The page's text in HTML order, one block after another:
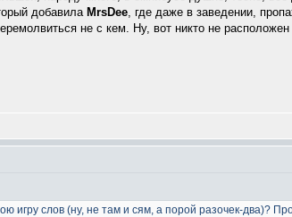
добавила MrsDee, где даже в заведении,
не с кем. Ну, вот никто не расположен
игру слов (ну, не там и сям, а порой разочек-два)?